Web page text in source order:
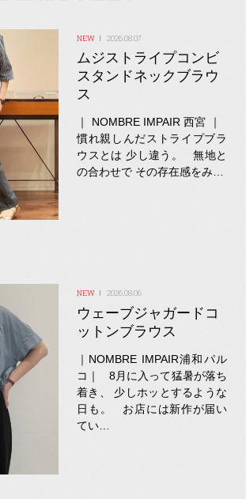
2026.08.07
ムジストライプコンビ
スタンドネックブラウ
ス
｜ NOMBRE IMPAIR 西宮 ｜
慣れ親しんだストライプブラ
ウスとは 少し違う。 無地と
の合わせで その存在感をみ…
2026.08.06
ウェーブジャガードコ
ットンブラウス
｜NOMBRE IMPAIR浦和パル
コ｜ 8月に入って猛暑が落ち
着き、 少しホッとするような
日も。 お店には新作が届い
てい…